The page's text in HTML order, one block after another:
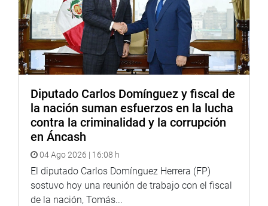
DESPACHO CONGRESAL
Diputado Carlos Domínguez y fiscal de
la nación suman esfuerzos en la lucha
contra la criminalidad y la corrupción
en Áncash
04 Ago 2026 | 16:08 h
El diputado Carlos Domínguez Herrera (FP)
sostuvo hoy una reunión de trabajo con el fiscal
de la nación, Tomás...